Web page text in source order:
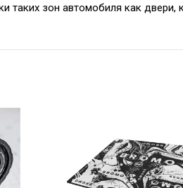
таких зон автомобиля как